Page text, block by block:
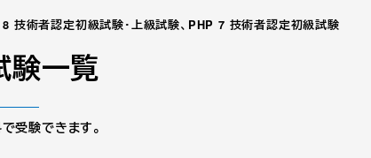
技術者認定初級試験・上級試験、PHP 7 技術者認定初級試験
験一覧
受験できます。